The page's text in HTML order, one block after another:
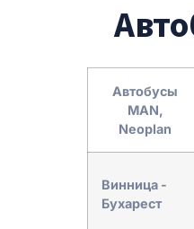
Автобусы
MAN,
Neoplan
Винница -
Бухарест